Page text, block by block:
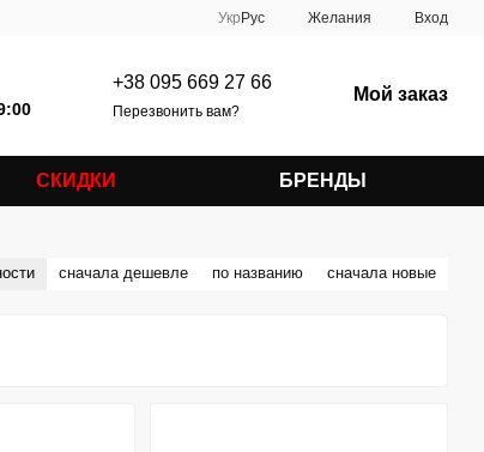
Укр Рус Желания Вход
+38 095 669 27 66
Перезвонить вам?
Мой заказ
СКИДКИ БРЕНДЫ
сначала дешевле по названию сначала новые